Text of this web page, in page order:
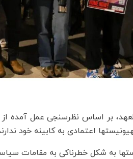
بر اساس نظرسنجی عمل آمده از
به شکل خطرناکی به مقامات